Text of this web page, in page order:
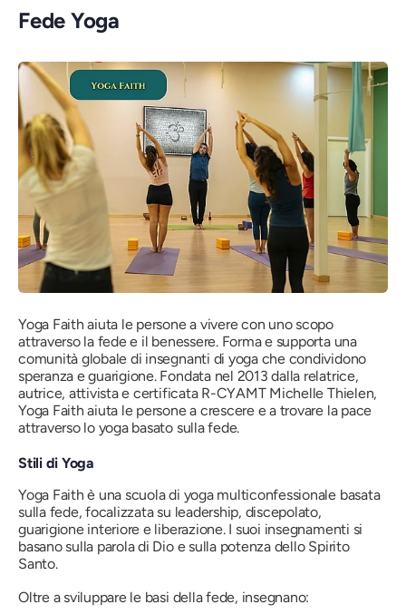
Fede Yoga
Yoga Faith aiuta le persone a vivere con uno scopo
attraverso la fede e il benessere. Forma e supporta una
comunità globale di insegnanti di yoga che condividono
speranza e guarigione. Fondata nel 2013 dalla relatrice,
autrice, attivista e certificata R-CYAMT Michelle Thielen,
Yoga Faith aiuta le persone a crescere e a trovare la pace
attraverso lo yoga basato sulla fede.
Stili di Yoga
Yoga Faith è una scuola di yoga multiconfessionale basata
sulla fede, focalizzata su leadership, discepolato,
guarigione interiore e liberazione. I suoi insegnamenti si
basano sulla parola di Dio e sulla potenza dello Spirito
Santo.
Oltre a sviluppare le basi della fede, insegnano: